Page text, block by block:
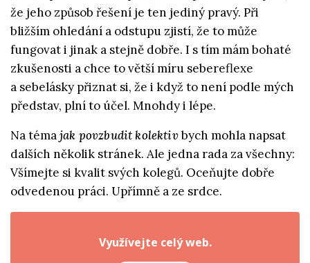
že jeho způsob řešení je ten jediný pravý. Při
bližším ohledání a odstupu zjistí, že to může
fungovat i jinak a stejně dobře. I s tím mám bohaté
zkušenosti a chce to větší míru sebereflexe
a sebelásky přiznat si, že i když to není podle mých
představ, plní to účel. Mnohdy i lépe.
Na témajak povzbudit kolektivbych mohla napsat
dalších několik stránek. Ale jedna rada za všechny:
Všímejte si kvalit svých kolegů. Oceňujte dobře
odvedenou práci. Upřímně a ze srdce.
Využívejte celý web.